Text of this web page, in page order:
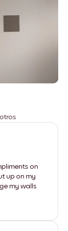
on
up on my
my walls